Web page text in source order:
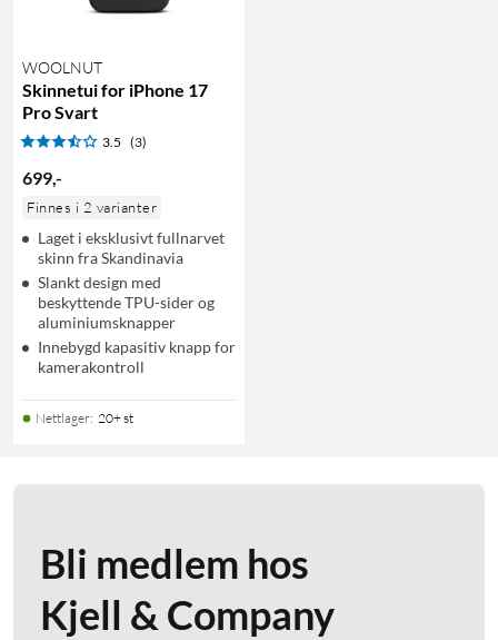
WOOLNUT
Skinnetui for iPhone 17
Pro Svart
3.5 (3)
699,-
Finnes i 2 varianter
Laget i eksklusivt fullnarvet
skinn fra Skandinavia
Slankt design med
beskyttende TPU-sider og
aluminiumsknapper
Innebygd kapasitiv knapp for
kamerakontroll
Nettlager: 20+ st
Bli medlem hos
Kjell & Company